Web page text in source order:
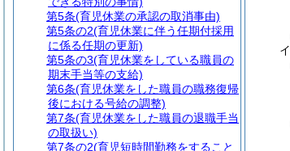
イ
第5条(育児休業の承認の取消事由)
第5条の2(育児休業に伴う任期付採用
に係る任期の更新)
第5条の3(育児休業をしている職員の
期末手当等の支給)
第6条(育児休業をした職員の職務復帰
後における号給の調整)
第7条(育児休業をした職員の退職手当
の取扱い)
第7条の2(育児短時間勤務をすること